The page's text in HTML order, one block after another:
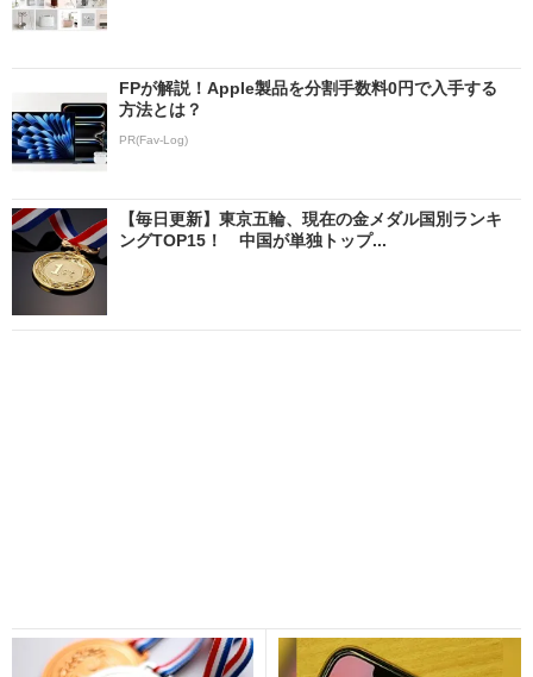
FPが解説！Apple製品を分割手数料0円で入手する
方法とは？
PR(Fav-Log)
【毎日更新】東京五輪、現在の金メダル国別ランキ
ングTOP15！ 中国が単独トップ...